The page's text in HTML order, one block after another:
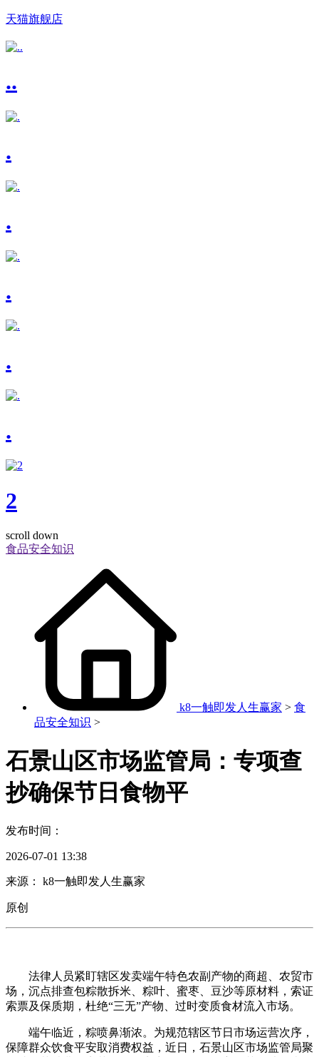
天猫旗舰店
..
.
.
.
.
.
2
scroll down
食品安全知识
k8一触即发人生赢家 > 食
品安全知识 >
石景山区市场监管局：专项查
抄确保节日食物平
发布时间：
2026-07-01 13:38
来源： k8一触即发人生赢家
原创
法律人员紧盯辖区发卖端午特色农副产物的商超、农贸市
场，沉点排查包粽散拆米、粽叶、蜜枣、豆沙等原材料，索证
索票及保质期，杜绝“三无”产物、过时变质食材流入市场。
端午临近，粽喷鼻渐浓。为规范辖区节日市场运营次序，
保障群众饮食平安取消费权益，近日，石景山区市场监管局聚